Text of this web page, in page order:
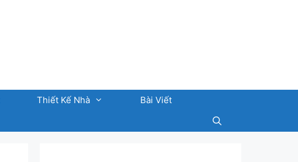
Thiết Kế Nhà
Bài Viết